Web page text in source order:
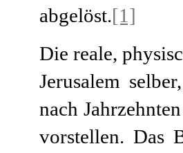
abgelöst.[1]
Die reale,
Jerusalem
nach
vorstellen. Das